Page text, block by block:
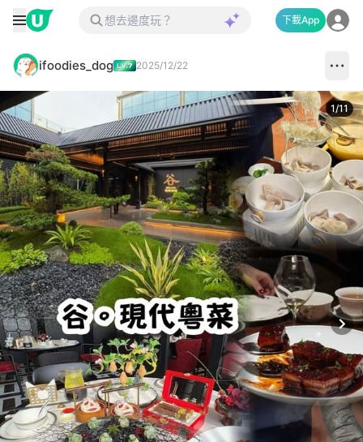
下載App
ifoodies_dog 2025/12/22
1/11